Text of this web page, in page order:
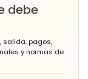
debe
salida, pagos,
y normas de